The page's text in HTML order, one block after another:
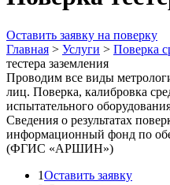
Оставить заявку на поверку
Главная > Услуги > Поверка
тестера заземления
Проводим все виды
лиц. Поверка, калибровка
испытательного
Сведения о результатах
информационный фонд по
(ФГИС «АРШИН»)
1Оставить заявку